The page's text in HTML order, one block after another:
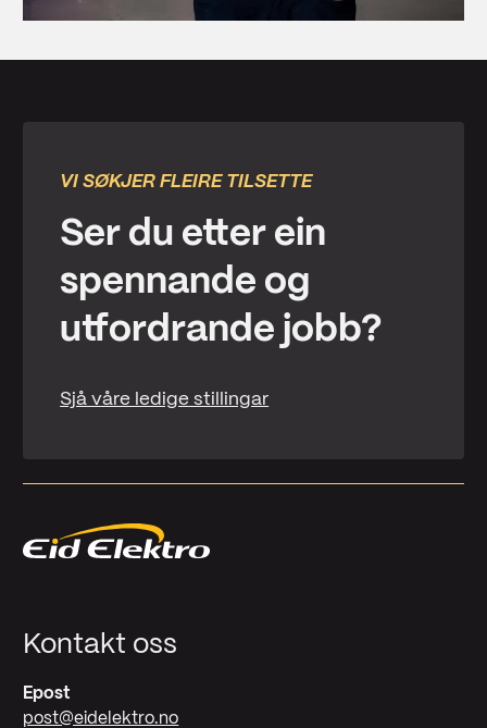
VI SØKJER FLEIRE TILSETTE
Ser du etter ein
spennande og
utfordrande jobb?
Sjå våre ledige stillingar
Kontakt oss
Epost
post@eidelektro.no